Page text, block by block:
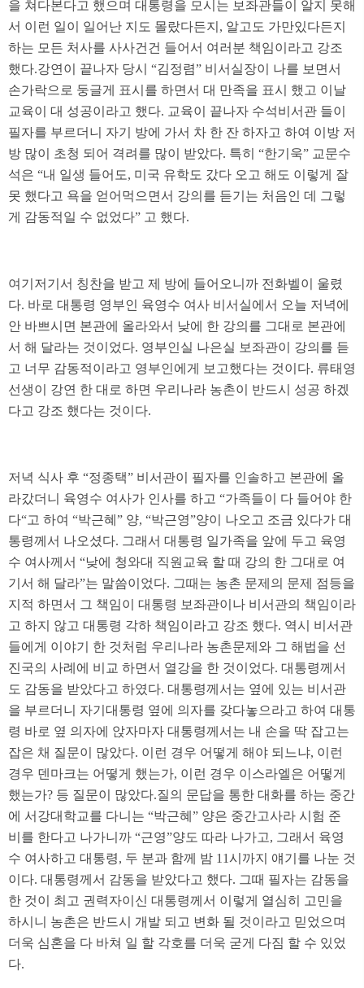
을 쳐다본다고 했으며 대통령을 모시는 보좌관들이 알지 못해
서 이런 일이 일어난 지도 몰랐다든지, 알고도 가만있다든지
하는 모든 처사를 사사건건 들어서 여러분 책임이라고 강조
했다.강연이 끝나자 당시 “김정렴” 비서실장이 나를 보면서
손가락으로 둥글게 표시를 하면서 대 만족을 표시 했고 이날
교육이 대 성공이라고 했다. 교육이 끝나자 수석비서관 들이
필자를 부르더니 자기 방에 가서 차 한 잔 하자고 하여 이방 저
방 많이 초청 되어 격려를 많이 받았다. 특히 “한기욱” 교문수
석은 “내 일생 들어도, 미국 유학도 갔다 오고 해도 이렇게 잘
못 했다고 욕을 얻어먹으면서 강의를 듣기는 처음인 데 그렇
게 감동적일 수 없었다” 고 했다.
여기저기서 칭찬을 받고 제 방에 들어오니까 전화벨이 울렸
다. 바로 대통령 영부인 육영수 여사 비서실에서 오늘 저녁에
안 바쁘시면 본관에 올라와서 낮에 한 강의를 그대로 본관에
서 해 달라는 것이었다. 영부인실 나은실 보좌관이 강의를 듣
고 너무 감동적이라고 영부인에게 보고했다는 것이다. 류태영
선생이 강연 한 대로 하면 우리나라 농촌이 반드시 성공 하겠
다고 강조 했다는 것이다.
저녁 식사 후 “정종택” 비서관이 필자를 인솔하고 본관에 올
라갔더니 육영수 여사가 인사를 하고 “가족들이 다 들어야 한
다“고 하여 “박근혜” 양, “박근영”양이 나오고 조금 있다가 대
통령께서 나오셨다. 그래서 대통령 일가족을 앞에 두고 육영
수 여사께서 “낮에 청와대 직원교육 할 때 강의 한 그대로 여
기서 해 달라”는 말씀이었다. 그때는 농촌 문제의 문제 점등을
지적 하면서 그 책임이 대통령 보좌관이나 비서관의 책임이라
고 하지 않고 대통령 각하 책임이라고 강조 했다. 역시 비서관
들에게 이야기 한 것처럼 우리나라 농촌문제와 그 해법을 선
진국의 사례에 비교 하면서 열강을 한 것이었다. 대통령께서
도 감동을 받았다고 하였다. 대통령께서는 옆에 있는 비서관
을 부르더니 자기대통령 옆에 의자를 갖다놓으라고 하여 대통
령 바로 옆 의자에 앉자마자 대통령께서는 내 손을 딱 잡고는
잡은 채 질문이 많았다. 이런 경우 어떻게 해야 되느냐, 이런
경우 덴마크는 어떻게 했는가, 이런 경우 이스라엘은 어떻게
했는가? 등 질문이 많았다.질의 문답을 통한 대화를 하는 중간
에 서강대학교를 다니는 “박근혜” 양은 중간고사라 시험 준
비를 한다고 나가니까 “근영”양도 따라 나가고, 그래서 육영
수 여사하고 대통령, 두 분과 함께 밤 11시까지 얘기를 나눈 것
이다. 대통령께서 감동을 받았다고 했다. 그때 필자는 감동을
한 것이 최고 권력자이신 대통령께서 이렇게 열심히 고민을
하시니 농촌은 반드시 개발 되고 변화 될 것이라고 믿었으며
더욱 심혼을 다 바쳐 일 할 각호를 더욱 굳게 다짐 할 수 있었
다.